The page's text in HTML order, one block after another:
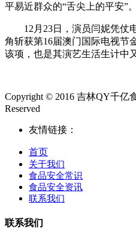
平易近群众的“舌尖上的平安”。
12月23日，演员闫妮凭仗电
角斩获第16届澳门国际电视节
该项，也是其演艺生活生计中
Copyright © 2016 吉林QY千亿
Reserved
友情链接：
首页
关于我们
食品安全常识
食品安全资讯
联系我们
联系我们